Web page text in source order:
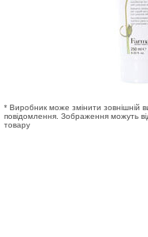
* Виробник може змінити зовнішній
повідомлення. Зображення можуть
товару